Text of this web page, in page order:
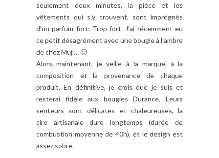
seulement deux minutes, la pièce et les
vêtements qui s’y trouvent, sont imprégnés
d’un parfum fort; Trop fort. J’ai récemment eu
ce petit désagrément avec une bougie à l’ambre
de chez Muji… 🙁
Alors maintenant, je veille à la marque, à la
composition et la provenance de chaque
produit. En définitive, je crois que je suis et
resterai fidèle aux bougies Durance. Leurs
senteurs sont délicates et chaleureuses, la
cire artisanale dure longtemps (durée de
combustion moyenne de 40h), et le design est
assez sobre.